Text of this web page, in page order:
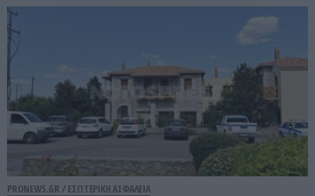
PRONEWS.GR / ΕΣΩΤΕΡΙΚΗ ΑΣΦΑΛΕΙΑ